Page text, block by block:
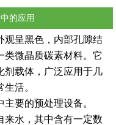
的应用
呈黑色，内部孔隙结
类微晶质碳素材料。它
剂载体，广泛应用于几
活。
要的预处理设备。
水，其中含有一定数